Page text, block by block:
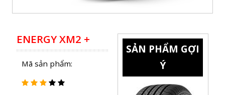
Mã sản phẩm:
SẢN PHẨM GỢI
Ý